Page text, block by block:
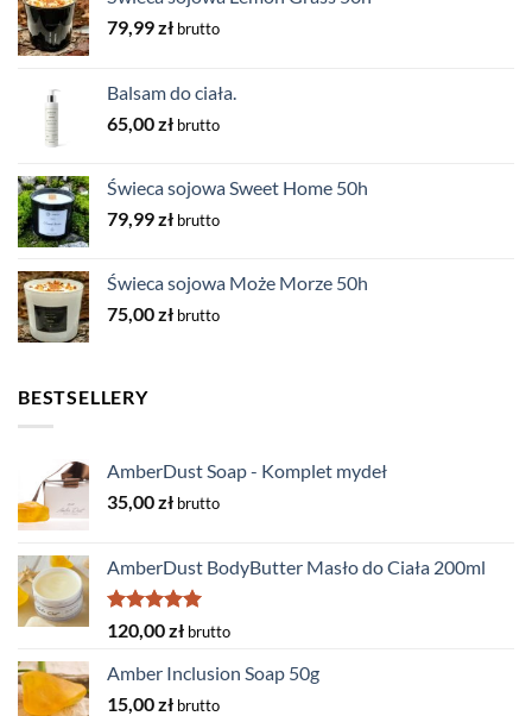
79,99zł brutto
Balsam do ciała.
65,00zł brutto
Świeca sojowa Sweet Home 50h
79,99zł brutto
Świeca sojowa Może Morze 50h
75,00zł brutto
BESTSELLERY
AmberDust Soap - Komplet mydeł
35,00zł brutto
AmberDust BodyButter Masło do Ciała 200ml
Oceniono
5.00na 5
120,00zł brutto
Amber Inclusion Soap 50g
15,00zł brutto